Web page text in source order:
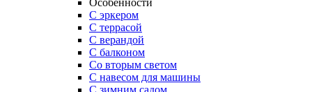
Особенности
С эркером
С террасой
С верандой
С балконом
Со вторым светом
С навесом для машины
С зимним садом